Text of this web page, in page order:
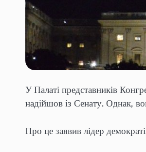
У Палаті представників
надійшов із Сенату. Однак,
Про це заявив лідер